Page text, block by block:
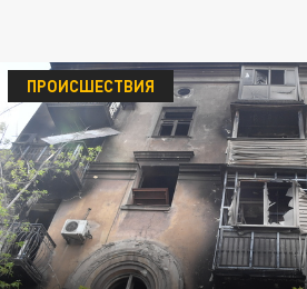
ПРОИСШЕСТВИЯ